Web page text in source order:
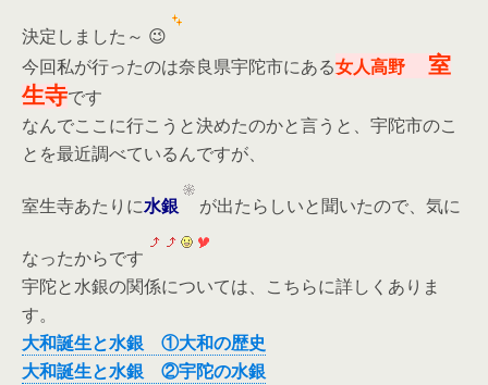
決定しました～ 😉
今回私が行ったのは奈良県宇陀市にある女人高野
室
生寺です
なんでここに行こうと決めたのかと言うと、宇陀市のこ
とを最近調べているんですが、
室生寺あたりに水銀 が出たらしいと聞いたので、気に
なったからです
宇陀と水銀の関係については、こちらに詳しくありま
す。
大和誕生と水銀 ①大和の歴史
大和誕生と水銀 ②宇陀の水銀